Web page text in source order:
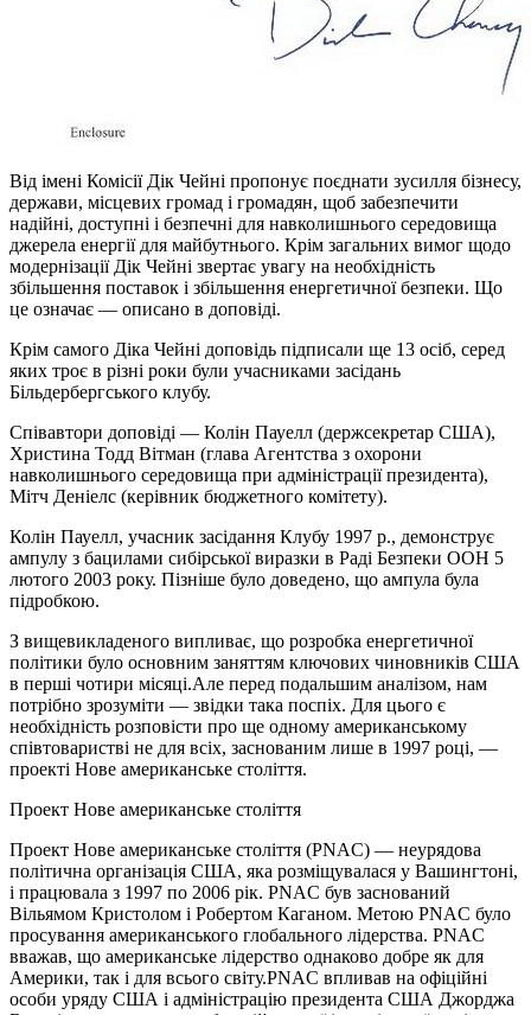
Від імені Комісії Дік Чейні пропонує поєднати зусилля бізнесу,
держави, місцевих громад і громадян, щоб забезпечити
надійні, доступні і безпечні для навколишнього середовища
джерела енергії для майбутнього. Крім загальних вимог щодо
модернізації Дік Чейні звертає увагу на необхідність
збільшення поставок і збільшення енергетичної безпеки. Що
це означає — описано в доповіді.
Крім самого Діка Чейні доповідь підписали ще 13 осіб, серед
яких троє в різні роки були учасниками засідань
Більдербергського клубу.
Співавтори доповіді — Колін Пауелл (держсекретар США),
Христина Тодд Вітман (глава Агентства з охорони
навколишнього середовища при адміністрації президента),
Мітч Деніелс (керівник бюджетного комітету).
Колін Пауелл, учасник засідання Клубу 1997 р., демонструє
ампулу з бацилами сибірської виразки в Раді Безпеки ООН 5
лютого 2003 року. Пізніше було доведено, що ампула була
підробкою.
З вищевикладеного випливає, що розробка енергетичної
політики було основним заняттям ключових чиновників США
в перші чотири місяці.Але перед подальшим аналізом, нам
потрібно зрозуміти — звідки така поспіх. Для цього є
необхідність розповісти про ще одному американському
співтоваристві не для всіх, заснованим лише в 1997 році, —
проекті Нове американське століття.
Проект Нове американське століття
Проект Нове американське століття (PNAC) — неурядова
політична організація США, яка розміщувалася у Вашингтоні,
і працювала з 1997 по 2006 рік. PNAC був заснований
Вільямом Кристолом і Робертом Каганом. Метою PNAC було
просування американського глобального лідерства. PNAC
вважав, що американське лідерство однаково добре як для
Америки, так і для всього світу.PNAC впливав на офіційні
особи уряду США і адміністрацію президента США Джорджа